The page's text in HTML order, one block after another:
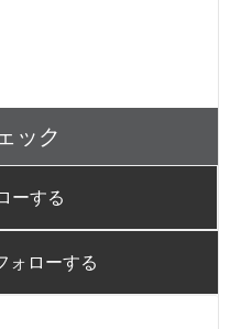
ック
ーする
ォローする